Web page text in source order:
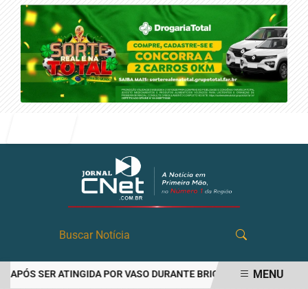
SER ATINGIDA POR VASO DURANTE BRIGA FAMILIAR EMMENU